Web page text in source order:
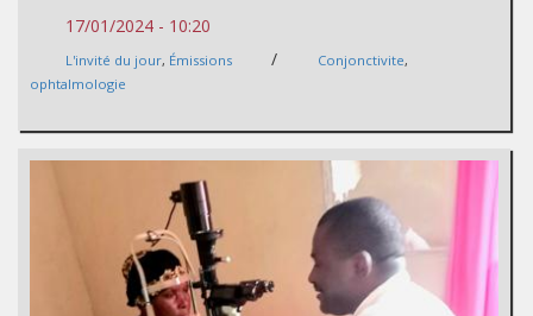
17/01/2024 - 10:20
L'invité du jour, Émissions / Conjonctivite,
ophtalmologie